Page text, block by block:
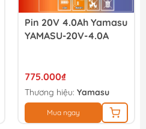
Pin 20V 4.0Ah Yamasu
YAMASU-20V-4.0A
775.000₫
Thương hiệu: Yamasu
Mua ngay